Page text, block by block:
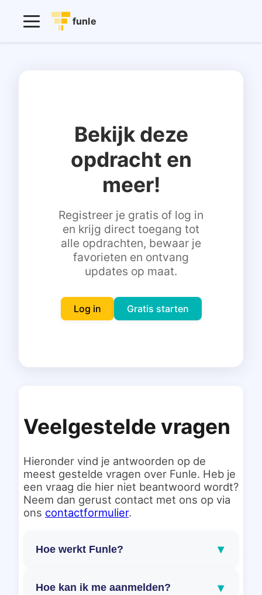
funle
Inloggen
Gratis starten
Bekijk deze
opdracht en
meer!
Registreer je gratis of log in
en krijg direct toegang tot
alle opdrachten, bewaar je
favorieten en ontvang
updates op maat.
Log in Gratis starten
Veelgestelde vragen
Hieronder vind je antwoorden op de
meest gestelde vragen over Funle. Heb je
een vraag die hier niet beantwoord wordt?
Neem dan gerust contact met ons op via
ons contactformulier.
Hoe werkt Funle? ▾
Hoe kan ik me aanmelden? ▾